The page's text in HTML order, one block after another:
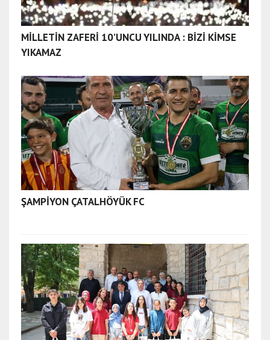
MİLLETİN ZAFERİ 10’UNCU YILINDA : BİZİ KİMSE
YIKAMAZ
ŞAMPİYON ÇATALHÖYÜK FC